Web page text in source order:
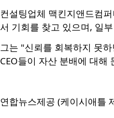
컨설팅업체 맥킨지앤드컴
서 기회를 찾고 있으며, 일
그는 "신뢰를 회복하지 못
CEO들이 자산 분배에 대해
연합뉴스제공 (케이시애틀